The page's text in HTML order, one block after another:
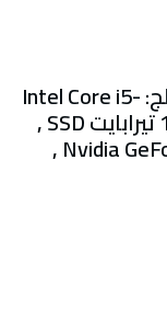
لابتوب لينوفو LOQ 151RH8 – المعالج: Intel Core i5-
13420H , الرامات: 16 جيجا , التخزين: 1 تيرابايت SSD ,
كارت الشاشة: 6 جيجا Nvidia GeForce RTX 3050 ,